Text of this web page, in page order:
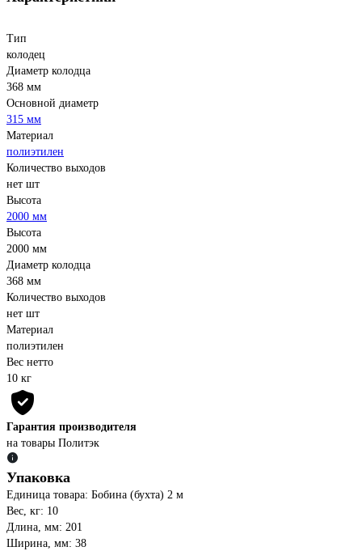
Тип
колодец
Диаметр колодца
368 мм
Основной диаметр
315 мм
Материал
полиэтилен
Количество выходов
нет шт
Высота
2000 мм
Высота
2000 мм
Диаметр колодца
368 мм
Количество выходов
нет шт
Материал
полиэтилен
Вес нетто
10 кг
Гарантия производителя
на товары Политэк
Упаковка
Единица товара: Бобина (бухта) 2 м
Вес, кг: 10
Длина, мм: 201
Ширина, мм: 38